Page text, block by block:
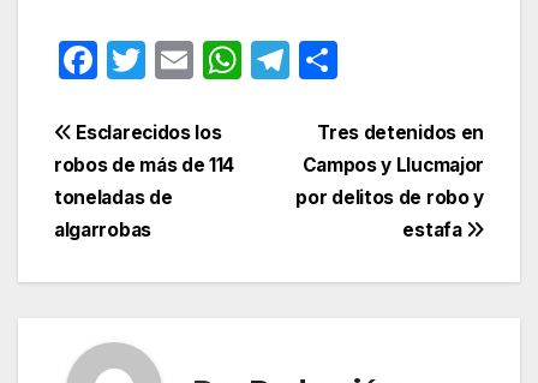
F
c
e
b
o
o
T
itt
er
E
ail
W
p
T
gr
a
m
p
ar
Navegación
de
entradas
Tres detenidos en
Campos y Llucmajor
por delitos de robo y
estafa
Esclarecidos los
robos de más de 114
toneladas de
algarrobas